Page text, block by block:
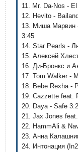
11. Mr. Da-Nos -
12. Hevito -
13. Миша Марвин
3:45
14. Star Pearls -
15. Алексей
16. Ди-Бронкс и
17. Tom Walker -
18. Bebe Rexha -
19. Cazzette feat.
20. Daya - Safe
21. Jax Jones
22. HammAli &
23. Анна
24. Интонация